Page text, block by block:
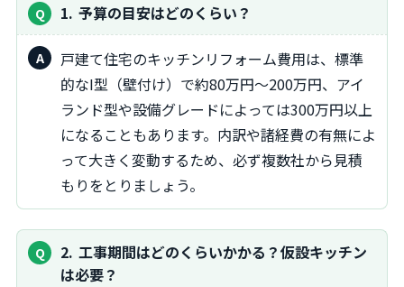
1 予算の目安はどのくらい？
戸建て住宅のキッチンリフォーム費用は、標準
的なI型（壁付け）で約80万円～200万円、アイ
ランド型や設備グレードによっては300万円以上
になることもあります。内訳や諸経費の有無によ
って大きく変動するため、必ず複数社から見積
もりをとりましょう。
2 工事期間はどのくらいかかる？仮設キッチン
は必要？